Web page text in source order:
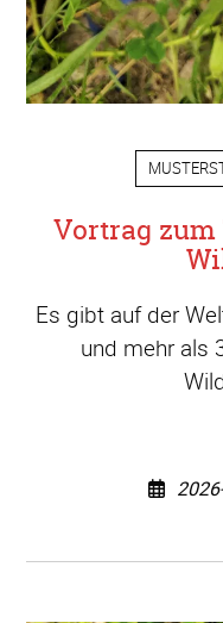
Vortrag
Es gibt auf der
und mehr als